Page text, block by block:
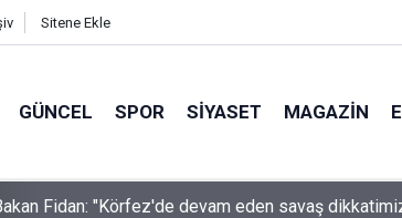
Sitene Ekle
GÜNCEL SPOR SIYASET MAGAZIN
Fidan: "Körfez'de devam eden savaş